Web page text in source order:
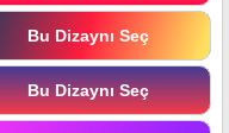
Bu Dizaynı Seç
Bu Dizaynı Seç